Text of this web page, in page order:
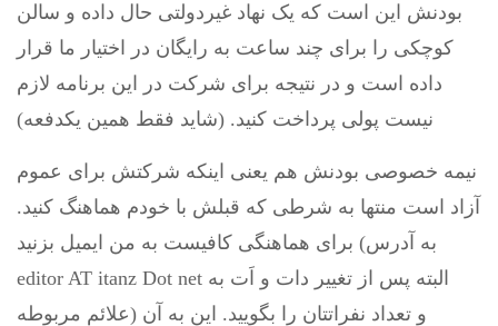
بودنش این است که یک نهاد غیردولتی حال داده و سالن
کوچکی را برای چند ساعت به رایگان در اختیار ما قرار
داده است و در نتیجه برای شرکت در این برنامه لازم
نیست پولی پرداخت کنید. (شاید فقط همین یکدفعه)
نیمه خصوصی بودنش هم یعنی اینکه شرکتش برای عموم
آزاد است منتها به شرطی که قبلش با خودم هماهنگ کنید.
برای هماهنگی کافیست به من ایمیل بزنید (به آدرس
editor AT itanz Dot net البته پس از تغییر دات و اَت به
علائم مربوطه) و تعداد نفراتتان را بگویید. این به آن